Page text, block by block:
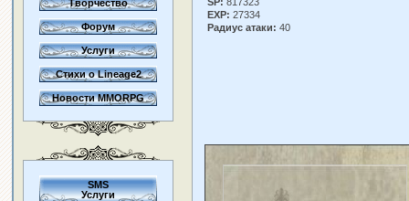
Творчество
Форум
Услуги
Стихи о Lineage2
Новости MMORPG
SMS
Услуги
EXP: 27334
Радиус атаки: 40